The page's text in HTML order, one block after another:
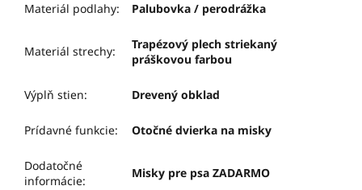
Materiál podlahy: Palubovka / perodrážka
Materiál strechy:
Trapézový plech striekaný
práškovou farbou
Výplň stien: Drevený obklad
Prídavné funkcie: Otočné dvierka na misky
Dodatočné
informácie:
Misky pre psa ZADARMO